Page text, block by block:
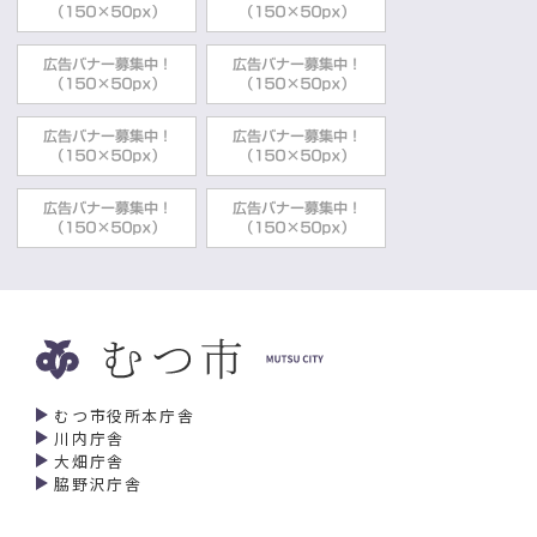
2025年12月11日 被災された方へ
罹災証明書等について
総務部防災安全課
2025年12月04日 自主防災組織
防災活動支援事業
総務部防災安全課
2025年12月04日 自主防災組織
2025年12月03日 防災関係計画等
2025年10月31日
むつ市役所本庁舎
川内庁舎
大畑庁舎
脇野沢庁舎